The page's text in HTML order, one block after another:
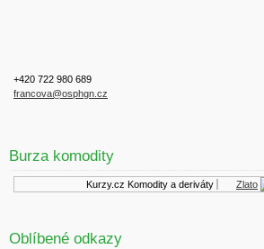
+420 722 980 689
francova@osphgn.cz
Burza komodity
Kurzy.cz Komodity a deriváty Zlato
Oblíbené odkazy